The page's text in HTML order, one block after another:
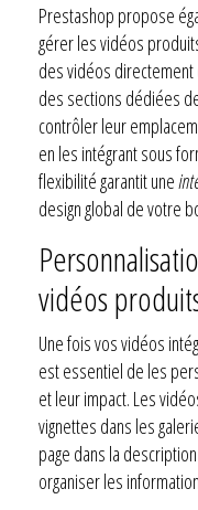
Prestashop propose
gérer les vidéos
des vidéos
des sections dédiées
contrôler leur
en les intégrant sous
flexibilité garantit une
design global de votre
vidéos
Une fois vos vidéos
est essentiel de les
et leur impact. Les
vignettes dans les
page dans la
organiser les